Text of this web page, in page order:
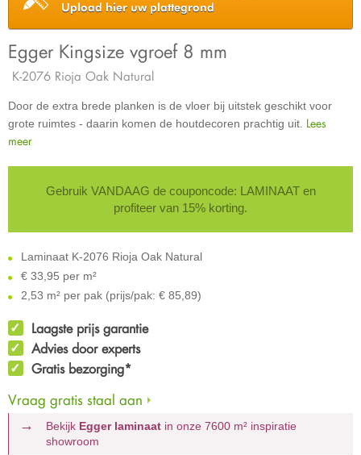
Upload hier uw plattegrond
Egger Kingsize vgroef 8 mm
K-2076 Rioja Oak Natural
Door de extra brede planken is de vloer bij uitstek geschikt voor
grote ruimtes - daarin komen de houtdecoren prachtig uit. Lees
meer
Gebruik VANDAAG de couponcode: LAMINAAT en
profiteer van 15% korting.
Laminaat K-2076 Rioja Oak Natural
€ 33,95 per m²
2,53 m² per pak (prijs/pak: € 85,89)
Laagste prijs garantie
Advies door experts
Gratis bezorging*
Vraag gratis staal aan
Bekijk Egger laminaatin onze 7600 m² inspiratie
showroom